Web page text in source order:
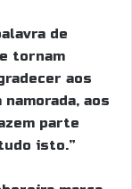
de
tornam
aos
aos
parte
isto.”